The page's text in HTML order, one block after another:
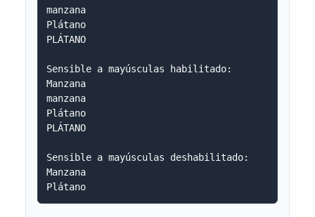
manzana
Plátano
PLÁTANO
Sensible a mayúsculas habilitado:
Manzana
manzana
Plátano
PLÁTANO
Sensible a mayúsculas deshabilitado:
Manzana